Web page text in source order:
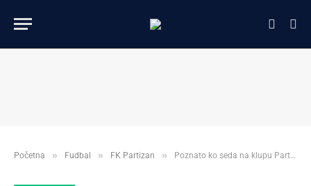
Početna » Fudbal » FK Partizan » Poznato ko seda na klupu Partizana!